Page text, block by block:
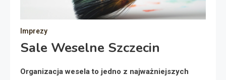
Imprezy
Sale Weselne Szczecin
Organizacja wesela to jedno z najważniejszych